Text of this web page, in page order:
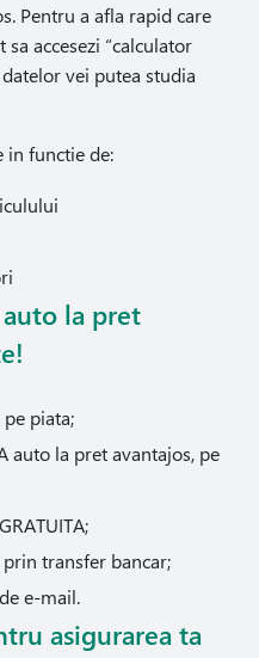
Pentru a afla rapid care
accesezi “calculator
vei putea studia
in functie de:
la pret
piata;
auto la pret avantajos, pe
transfer bancar;
e-mail.
asigurarea ta